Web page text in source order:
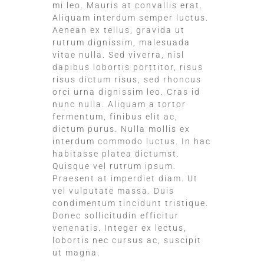
mi leo. Mauris at convallis erat.
Aliquam interdum semper luctus.
Aenean ex tellus, gravida ut
rutrum dignissim, malesuada
vitae nulla. Sed viverra, nisl
dapibus lobortis porttitor, risus
risus dictum risus, sed rhoncus
orci urna dignissim leo. Cras id
nunc nulla. Aliquam a tortor
fermentum, finibus elit ac,
dictum purus. Nulla mollis ex
interdum commodo luctus. In hac
habitasse platea dictumst.
Quisque vel rutrum ipsum.
Praesent at imperdiet diam. Ut
vel vulputate massa. Duis
condimentum tincidunt tristique.
Donec sollicitudin efficitur
venenatis. Integer ex lectus,
lobortis nec cursus ac, suscipit
ut magna.